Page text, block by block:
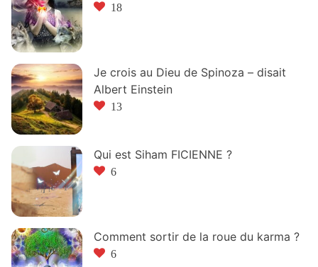
18
Je crois au Dieu de Spinoza – disait
Albert Einstein
13
Qui est Siham FICIENNE ?
6
Comment sortir de la roue du karma ?
6